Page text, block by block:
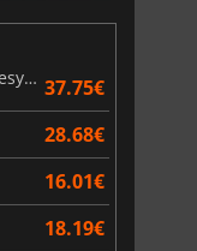
Assassin's Creed Black Flag Resynced 37.75€
28.68€
16.01€
18.19€